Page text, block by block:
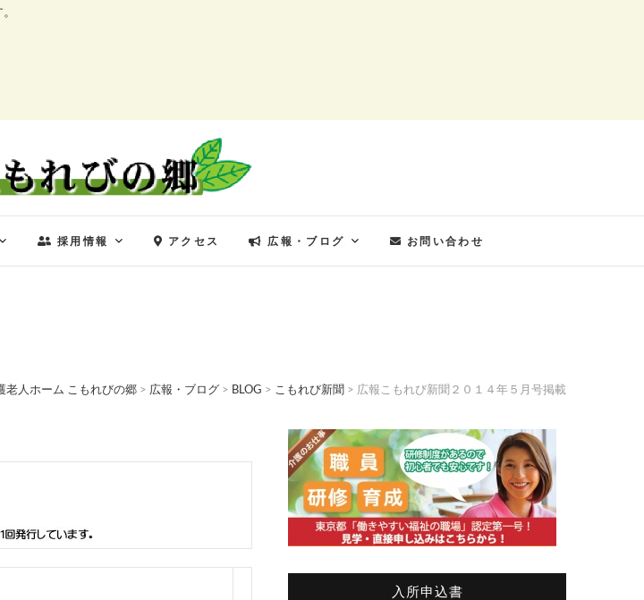
人ホーム こもれびの郷
採用情報 アクセス 広報・ブログ お問い合わせ
老人ホーム こもれびの郷 > 広報・ブログ > BLOG > こもれび新聞 > 広報こもれび新聞２０１４年５月号掲載
入所申込書